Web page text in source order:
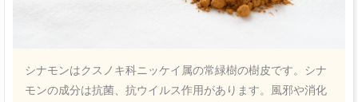
シナモンはクスノキ科ニッケイ属の常緑樹の樹皮です。シナ
モンの成分は抗菌、抗ウイルス作用があります。風邪や消化